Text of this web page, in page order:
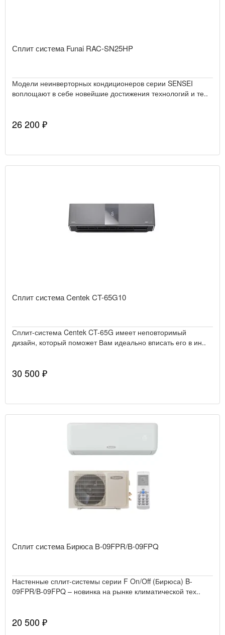
Сплит система Funai RAC-SN25HP
Модели неинверторных кондиционеров серии SENSEI
воплощают в себе новейшие достижения технологий и те..
26 200 ₽
Сплит система Centek CT-65G10
Сплит-система Centek CT-65G имеет неповторимый
дизайн, который поможет Вам идеально вписать его в ин..
30 500 ₽
Сплит система Бирюса B-09FPR/B-09FPQ
Настенные сплит-системы серии F On/Off (Бирюса) B-
09FPR/B-09FPQ – новинка на рынке климатической тех..
20 500 ₽